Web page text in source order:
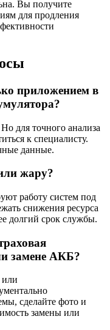
Вы получите
для продления
приложением в
для точного анализа
к специалисту.
данные.
жару?
работу систем под
снижения ресурса
долгий срок службы.
замене АКБ?
или
сделайте фото и
замены или